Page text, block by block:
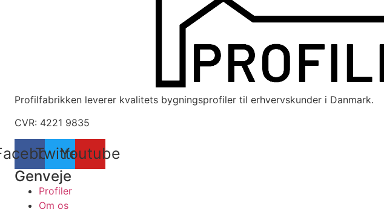
Profilfabrikken leverer kvalitets bygningsprofiler til erhvervskunder i Danmark.
CVR: 4221 9835
TwitterYoutube
Genveje
Profiler
Om os